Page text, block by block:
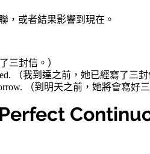
，或者結果影響到現在。
三封信。）
（我到達之前，她已經寫了三封
（到明天之前，她將會寫好三